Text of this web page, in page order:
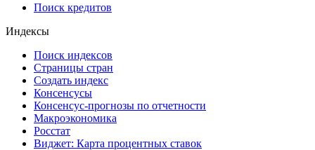
Поиск кредитов
Индексы
Поиск индексов
Страницы стран
Создать индекс
Консенсусы
Консенсус-прогнозы по отчетности
Макроэкономика
Росстат
Виджет: Карта процентных ставок